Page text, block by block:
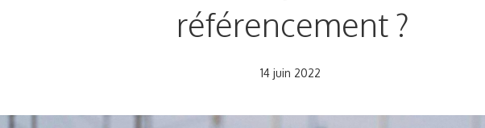
référencement ?
14 juin 2022